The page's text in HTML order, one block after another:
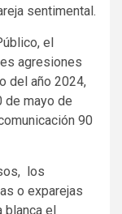
sentimental.
el
agresiones
del año 2024,
de mayo de
90
los
o exparejas
blanca el